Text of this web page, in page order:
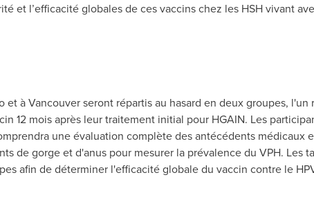
et l’efficacité globales de ces vaccins chez les HSH vivant
et à Vancouver seront répartis au hasard en deux groupes,
12 mois après leur traitement initial pour HGAIN. Les
une évaluation complète des antécédents médicaux
de gorge et d'anus pour mesurer la prévalence du VPH. Les
afin de déterminer l'efficacité globale du vaccin contre le